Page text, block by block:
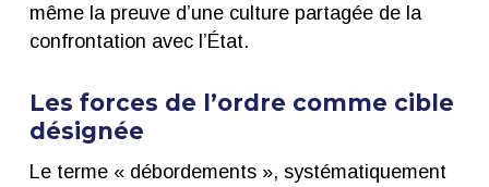
même la preuve d’une culture partagée de la
confrontation avec l’État.
Les forces de l’ordre comme cible
désignée
Le terme « débordements », systématiquement